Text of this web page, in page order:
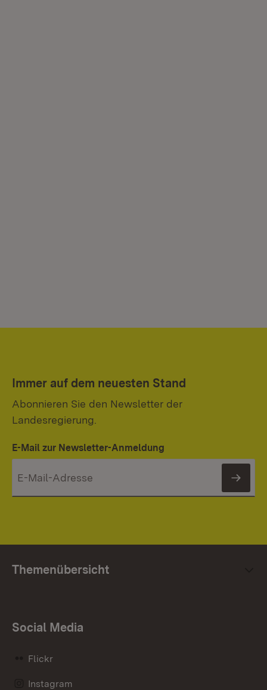
Immer auf dem neuesten Stand
Abonnieren Sie den Newsletter der
Landesregierung.
E-Mail zur Newsletter-Anmeldung
Themenübersicht
Social Media
Flickr
Instagram